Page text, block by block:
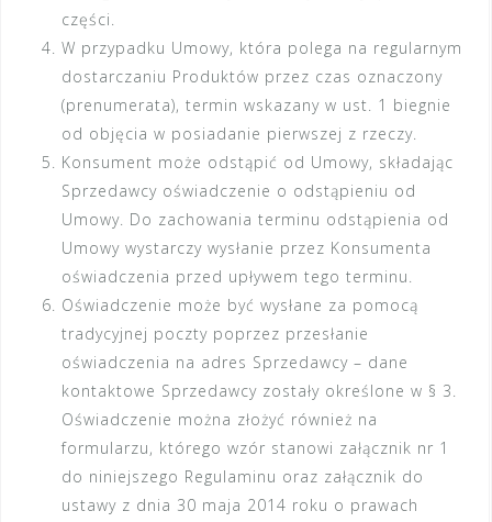
części.
W przypadku Umowy, która polega na regularnym
dostarczaniu Produktów przez czas oznaczony
(prenumerata), termin wskazany w ust. 1 biegnie
od objęcia w posiadanie pierwszej z rzeczy.
Konsument może odstąpić od Umowy, składając
Sprzedawcy oświadczenie o odstąpieniu od
Umowy. Do zachowania terminu odstąpienia od
Umowy wystarczy wysłanie przez Konsumenta
oświadczenia przed upływem tego terminu.
Oświadczenie może być wysłane za pomocą
tradycyjnej poczty poprzez przesłanie
oświadczenia na adres Sprzedawcy – dane
kontaktowe Sprzedawcy zostały określone w § 3.
Oświadczenie można złożyć również na
formularzu, którego wzór stanowi załącznik nr 1
do niniejszego Regulaminu oraz załącznik do
ustawy z dnia 30 maja 2014 roku o prawach